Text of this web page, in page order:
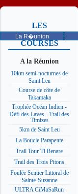
La R�union
LES
PROCHAINES
COURSES
A la Réunion
10km semi-nocturnes de
Saint Leu
Course de côte de
Takamaka
Trophée Océan Indien -
Défi des Laves - Trail des
Timizes
5km de Saint Leu
La Boucle Parapente
Trail Tour Ti Benare
Trail des Trois Pitons
Foulée Sentier Littoral de
Sainte-Suzanne
ULTRA CiMaSaRun